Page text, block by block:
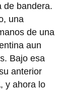
de bandera.
una
de una
aun
Bajo esa
anterior
y ahora lo